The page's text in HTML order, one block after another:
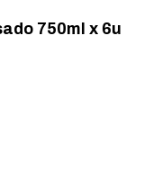
750ml x 6u